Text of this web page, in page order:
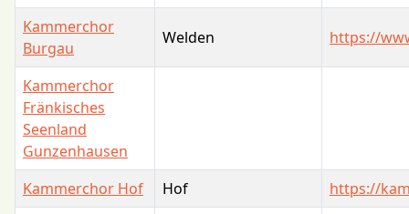
Kammerchor
Burgau
Welden https://
Kammerchor
Fränkisches
Seenland
Gunzenhausen
Kammerchor Hof
Hof
https://